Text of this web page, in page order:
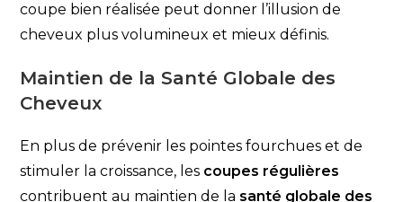
coupe bien réalisée peut donner l’illusion de
cheveux plus volumineux et mieux définis.
Maintien de la Santé Globale des
Cheveux
En plus de prévenir les pointes fourchues et de
stimuler la croissance, les coupes régulières
contribuent au maintien de la santé globale des